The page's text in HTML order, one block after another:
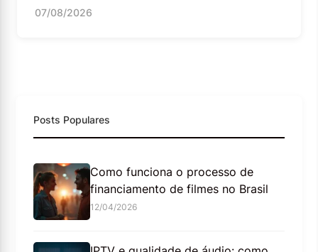
07/08/2026
Posts Populares
Como funciona o processo de
financiamento de filmes no Brasil
12/04/2026